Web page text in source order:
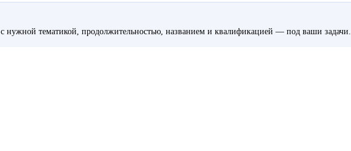
с нужной тематикой, продолжительностью, названием и квалификацией — под ваши задачи.